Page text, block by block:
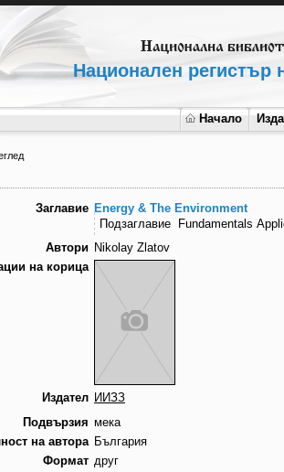
Национален регистър
Начало
Заглавие Energy & The Environment
Подзаглавие
Fundamentals
Автори Nikolay Zlatov
на корица
Издател ИИЗЗ
Подвързия мека
на автора България
Формат друг